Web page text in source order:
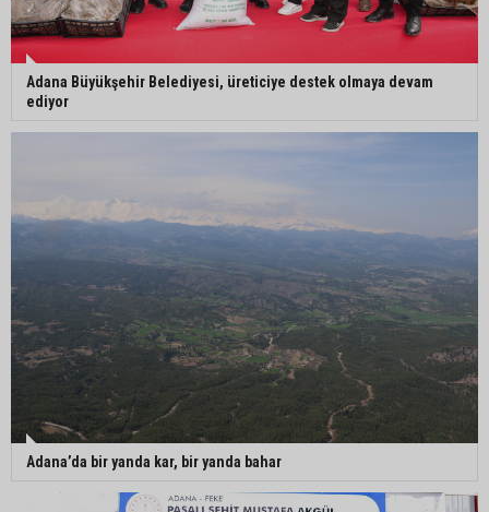
Adana Büyükşehir Belediyesi, üreticiye destek olmaya devam
ediyor
Adana’da bir yanda kar, bir yanda bahar